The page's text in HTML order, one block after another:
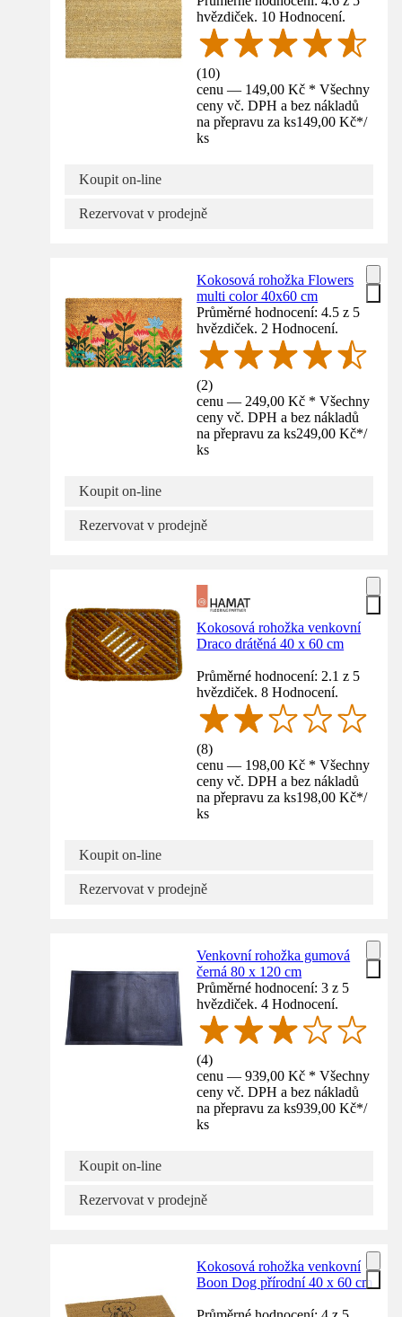
hvězdiček. 10 Hodnocení.
(10)
cenu — 149,00 Kč * Všechny
ceny vč. DPH a bez nákladů
na přepravu za ks149,00 Kč*/
ks
Koupit on-line
Rezervovat v prodejně
Kokosová rohožka Flowers
multi color 40x60 cm
Průměrné hodnocení: 4.5 z 5
hvězdiček. 2 Hodnocení.
(2)
cenu — 249,00 Kč * Všechny
ceny vč. DPH a bez nákladů
na přepravu za ks249,00 Kč*/
ks
Koupit on-line
Rezervovat v prodejně
Kokosová rohožka venkovní
Draco drátěná 40 x 60 cm
Průměrné hodnocení: 2.1 z 5
hvězdiček. 8 Hodnocení.
(8)
cenu — 198,00 Kč * Všechny
ceny vč. DPH a bez nákladů
na přepravu za ks198,00 Kč*/
ks
Koupit on-line
Rezervovat v prodejně
Venkovní rohožka gumová
černá 80 x 120 cm
Průměrné hodnocení: 3 z 5
hvězdiček. 4 Hodnocení.
(4)
cenu — 939,00 Kč * Všechny
ceny vč. DPH a bez nákladů
na přepravu za ks939,00 Kč*/
ks
Koupit on-line
Rezervovat v prodejně
Kokosová rohožka venkovní
Boon Dog přírodní 40 x 60 cm